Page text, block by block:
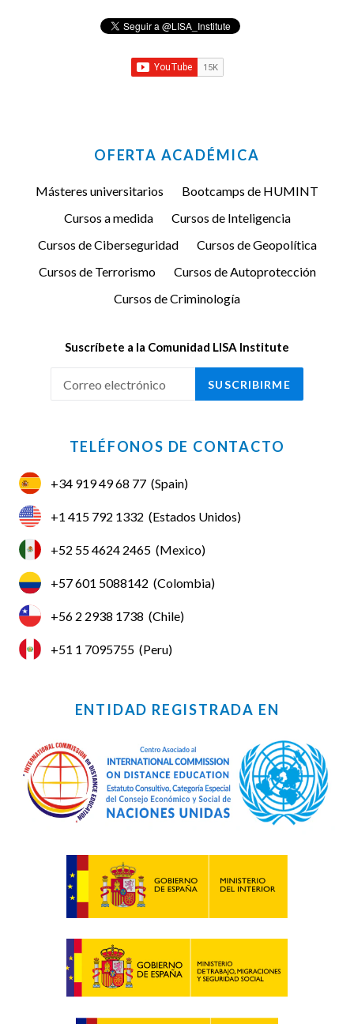
OFERTA ACADÉMICA
Másteres universitarios
Bootcamps de HUMINT
Cursos a medida
Cursos de Inteligencia
Cursos de Ciberseguridad
Cursos de Geopolítica
Cursos de Terrorismo
Cursos de Autoprotección
Cursos de Criminología
Suscríbete a la Comunidad LISA Institute
SUSCRIBIRME
TELÉFONOS DE CONTACTO
+34 919 49 68 77 (Spain)
+1 415 792 1332 (Estados Unidos)
+52 55 4624 2465 (Mexico)
+57 601 5088142 (Colombia)
+56 2 2938 1738 (Chile)
+51 1 7095755 (Peru)
ENTIDAD REGISTRADA EN